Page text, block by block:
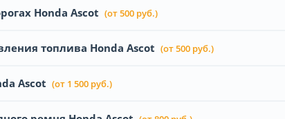
Honda Ascot (от 500 руб.)
топлива Honda Ascot (от 500 руб.)
Ascot (от 1 500 руб.)